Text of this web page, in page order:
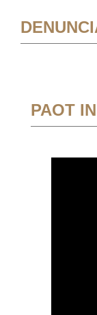
PAOT